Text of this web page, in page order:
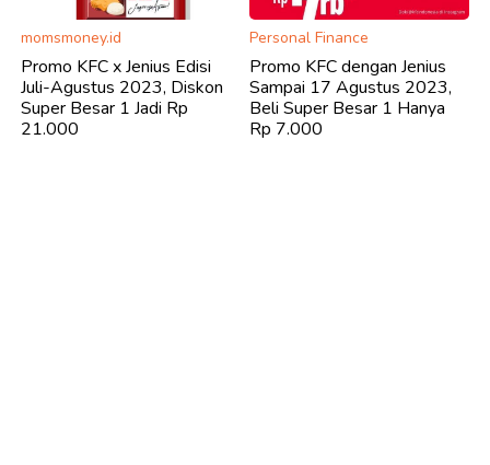
momsmoney.id
Promo KFC x Jenius Edisi
Juli-Agustus 2023, Diskon
Super Besar 1 Jadi Rp
21.000
Personal Finance
Promo KFC dengan Jenius
Sampai 17 Agustus 2023,
Beli Super Besar 1 Hanya
Rp 7.000